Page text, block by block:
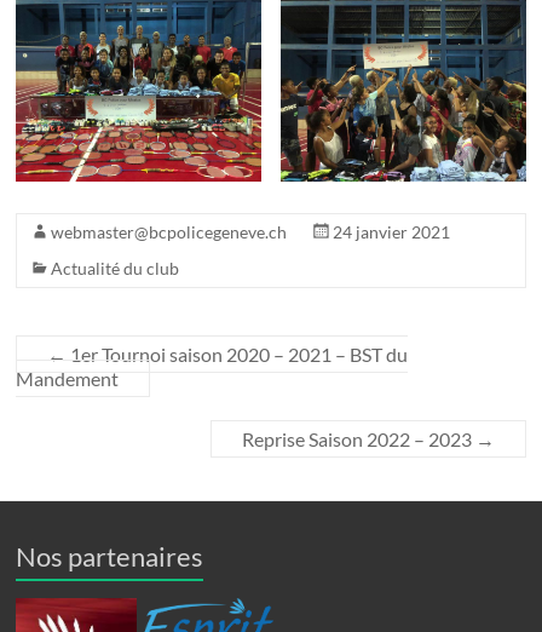
webmaster@bcpolicegeneve.ch
24 janvier 2021
Actualité du club
← 1er Tournoi saison 2020 – 2021 – BST du
Mandement
Reprise Saison 2022 – 2023 →
Nos partenaires